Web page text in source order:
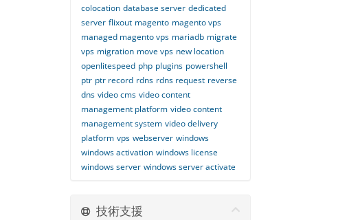
colocation database server dedicated
server flixout magento magento vps
managed magento vps mariadb migrate
vps migration move vps new location
openlitespeed php plugins powershell
ptr ptr record rdns rdns request reverse
dns video cms video content
management platform video content
management system video delivery
platform vps webserver windows
windows activation windows license
windows server windows server activate
技術支援